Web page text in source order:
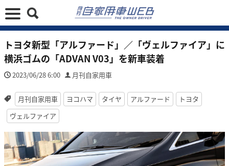
トヨタ新型「アルファード」／「ヴェルファイア」に
横浜ゴムの「ADVAN V03」を新車装着
2023/06/28 6:00 月刊自家用車
月刊自家用車 ヨコハマ タイヤ アルファード
トヨタ
ヴェルファイア